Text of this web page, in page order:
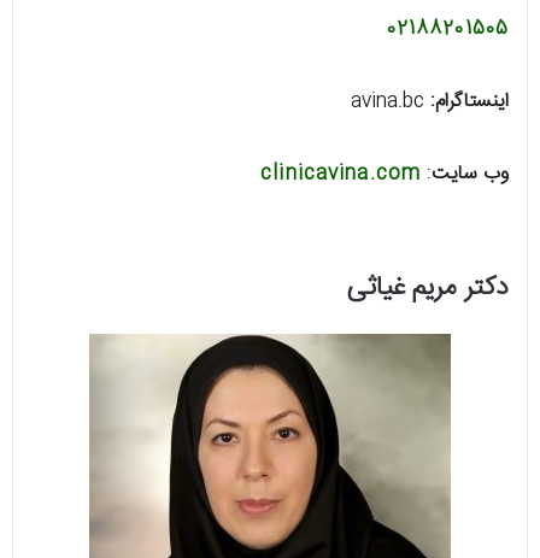
02188201505
اینستاگرام:
وب سایت:
clinicavina.com
دکتر مریم غیاثی